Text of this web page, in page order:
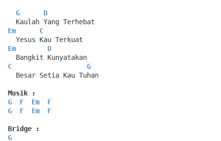
G
D
  Kaulah Yang Terhebat
Em
C
  Yesus Kau Terkuat
Em
D
  Bangkit Kunyatakan
C
G
  Besar Setia Kau Tuhan
Musik :
G
F Em
F
G
F Em F
Bridge :
G